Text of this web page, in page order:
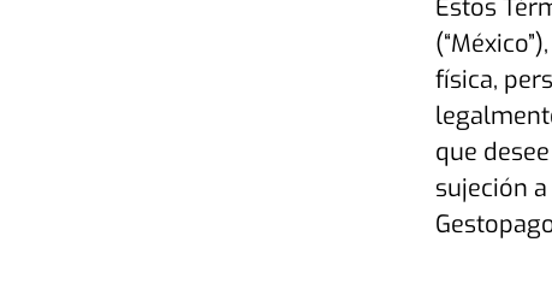
Estos
(“México
física,
que
sujeción